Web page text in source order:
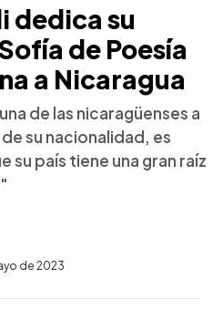
dedica su
de Poesía
a Nicaragua
de las nicaragüenses a
su nacionalidad, es
su país tiene una gran raíz
de 2023